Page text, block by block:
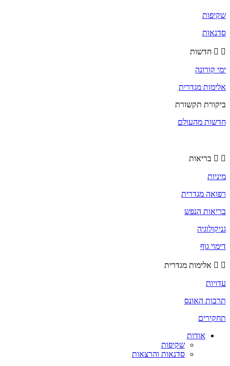
שקיפות
סדנאות
חדשות
ימי קורונה
אלימות מגדרית
ביקורת תקשורת
חדשות מהעולם
בריאות
מיניות
רפואה מגדרית
בריאות הנפש
גניקולוגיה
דימוי גוף
אלימות מגדרית
עדויות
תרבות האונס
תחקירים
אודות
שקיפות
סדנאות והרצאות